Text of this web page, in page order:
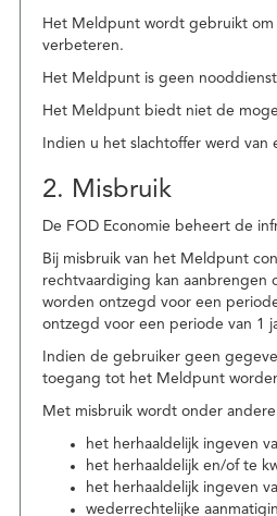
Het Meldpunt wordt gebruikt om
verbeteren.
Het Meldpunt is geen
Het Meldpunt biedt niet de
Indien u het slachtoffer werd
2. Misbruik
De FOD Economie beheert de
Bij misbruik van het Meldpunt
rechtvaardiging kan
worden ontzegd voor een
ontzegd voor een periode van 1
Indien de gebruiker geen
toegang tot het Meldpunt
Met misbruik wordt onder
het herhaaldelijk ingeven
het herhaaldelijk en/of te
het herhaaldelijk ingeven
wederrechtelijke